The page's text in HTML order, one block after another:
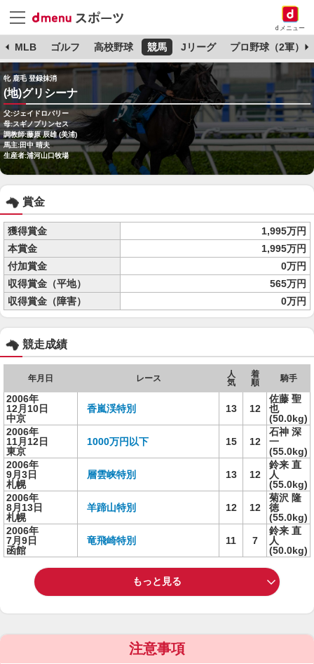
dメニュー
MLB ゴルフ 高校野球 競馬 Jリーグ プロ野球（2軍）
牝 鹿毛 登録抹消
(地)グリシーナ
父:ジェイドロバリー
母:スギノプリンセス
調教師:藤原 辰雄 (美浦)
馬主:田中 晴夫
生産者:浦河山口牧場
賞金
獲得賞金
1,995万円
本賞金
1,995万円
付加賞金
0万円
収得賞金（平地）
565万円
収得賞金（障害）
0万円
競走成績
年月日 レース
人
気
着
順
騎手
2006年
12月10日
中京
香嵐渓特別 13 12
佐藤 聖
也
(50.0kg)
2006年
11月12日
東京
1000万円以下 15 12
石神 深
一
(55.0kg)
2006年
9月3日
札幌
層雲峡特別 13 12
鈴来 直
人
(55.0kg)
2006年
8月13日
札幌
羊蹄山特別 12 12
菊沢 隆
徳
(55.0kg)
2006年
7月9日
函館
竜飛崎特別 11 7
鈴来 直
人
(50.0kg)
もっと見る
注意事項